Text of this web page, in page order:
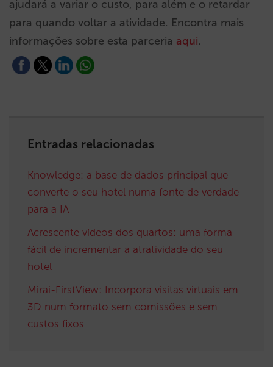
ajudará a variar o custo, para além e o retardar
para quando voltar a atividade. Encontra mais
informações sobre esta parceria aqui.
Entradas relacionadas
Knowledge: a base de dados principal que
converte o seu hotel numa fonte de verdade
para a IA
Acrescente vídeos dos quartos: uma forma
fácil de incrementar a atratividade do seu
hotel
Mirai-FirstView: Incorpora visitas virtuais em
3D num formato sem comissões e sem
custos fixos